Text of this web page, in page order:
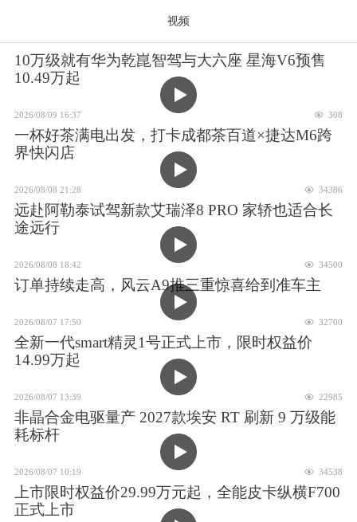
视频
10万级就有华为乾崑智驾与大六座 星海V6预售
10.49万起
2026/08/09 16:37 308
一杯好茶满电出发，打卡成都茶百道×捷达M6跨
界快闪店
2026/08/08 21:28 34386
远赴阿勒泰试驾新款艾瑞泽8 PRO 家轿也适合长
途远行
2026/08/08 18:42 34500
订单持续走高，风云A9推三重惊喜给到准车主
2026/08/07 17:50 32700
全新一代smart精灵1号正式上市，限时权益价
14.99万起
2026/08/07 13:39 22985
非晶合金电驱量产 2027款埃安 RT 刷新 9 万级能
耗标杆
2026/08/07 10:19 34538
上市限时权益价29.99万元起，全能皮卡纵横F700
正式上市